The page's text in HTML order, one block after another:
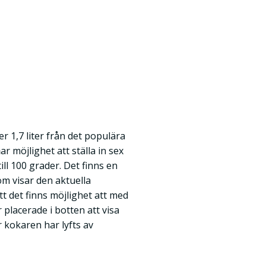
1,7 liter från det populära
möjlighet att ställa in sex
100 grader. Det finns en
visar den aktuella
det finns möjlighet att med
i botten att visa
har lyfts av